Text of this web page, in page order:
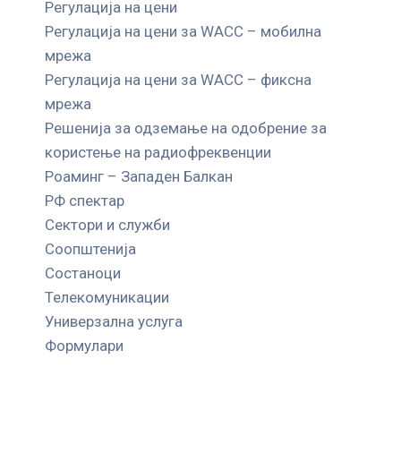
Регулација на цени
Регулација на цени за WACC – мобилна
мрежа
Регулација на цени за WACC – фиксна
мрежа
Решенија за одземање на одобрение за
користење на радиофреквенции
Роаминг – Западен Балкан
РФ спектар
Сектори и служби
Соопштенија
Состаноци
Телекомуникации
Универзална услуга
Формулари